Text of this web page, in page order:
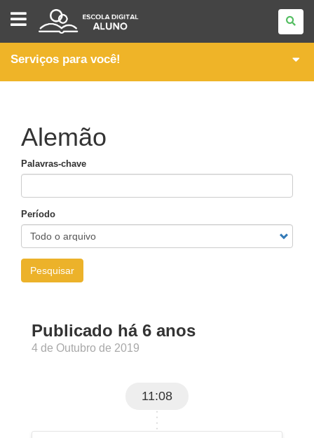
ESCOLA
DIGITAL
-
ALUNO
Serviços para você!
Alemão
Palavras-chave
Período
Pesquisar
Publicado há 6 anos
4 de Outubro de 2019
11:08